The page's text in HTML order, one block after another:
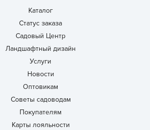
Каталог
Статус заказа
Садовый Центр
Ландшафтный дизайн
Услуги
Новости
Оптовикам
Советы садоводам
Покупателям
Карты лояльности